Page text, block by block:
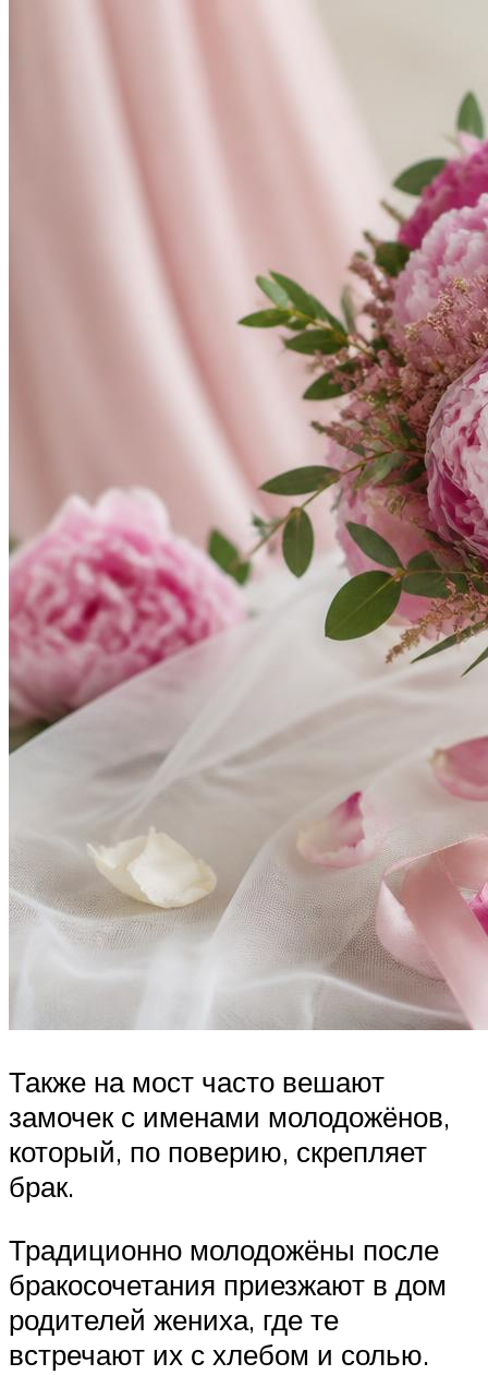
Также на мост часто вешают
замочек с именами молодожёнов,
который, по поверию, скрепляет
брак.
Традиционно молодожёны после
бракосочетания приезжают в дом
родителей жениха, где те
встречают их с хлебом и солью.